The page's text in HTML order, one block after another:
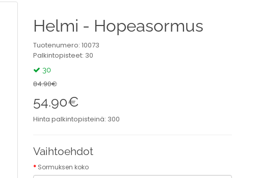
Helmi - Hopeasormus
Tuotenumero: 10073
Palkintopisteet: 30
30
84.90€
54.90€
Hinta palkintopisteinä: 300
Vaihtoehdot
Sormuksen koko